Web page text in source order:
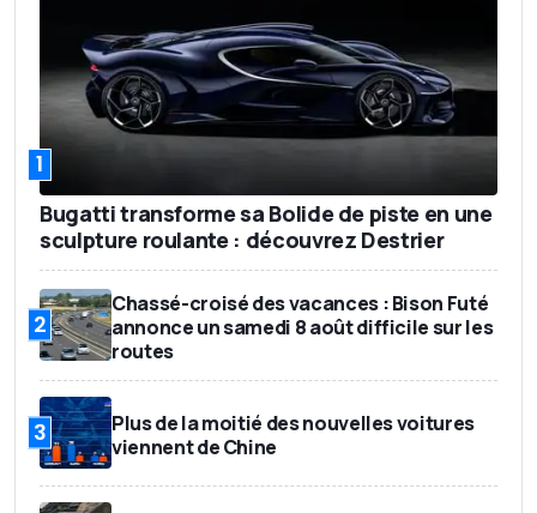
1
Bugatti transforme sa Bolide de piste en une
sculpture roulante : découvrez Destrier
2
Chassé-croisé des vacances : Bison Futé
annonce un samedi 8 août difficile sur les
routes
3
Plus de la moitié des nouvelles voitures
viennent de Chine